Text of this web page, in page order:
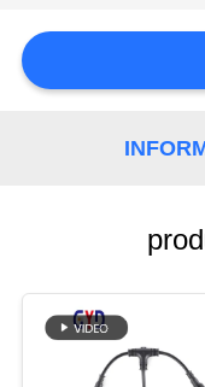
POLICY